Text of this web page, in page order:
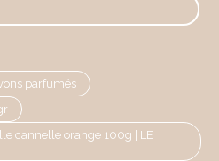
parfumés
cannelle orange 100g | LE